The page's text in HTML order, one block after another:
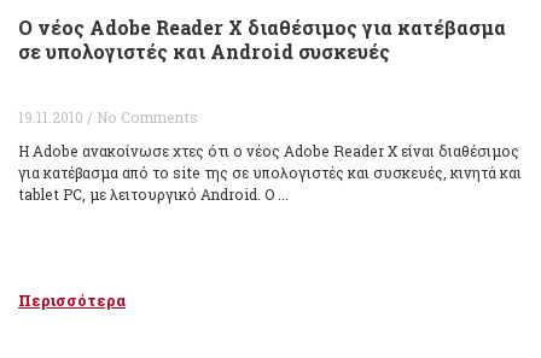
Ο νέος Adobe Reader X διαθέσιμος για κατέβασμα
σε υπολογιστές και Android συσκευές
19.11.2010 / No Comments
H Adobe ανακοίνωσε χτες ότι ο νέος Adobe Reader X είναι διαθέσιμος
για κατέβασμα από το site της σε υπολογιστές και συσκευές, κινητά και
tablet PC, με λειτουργικό Android. Ο ...
Περισσότερα